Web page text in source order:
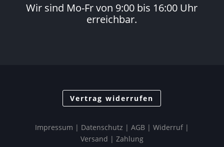
Wir sind Mo-Fr von 9:00 bis 16:00 Uhr
erreichbar.
Vertrag widerrufen
Impressum | Datenschutz | AGB | Widerruf|
Versand | Zahlung